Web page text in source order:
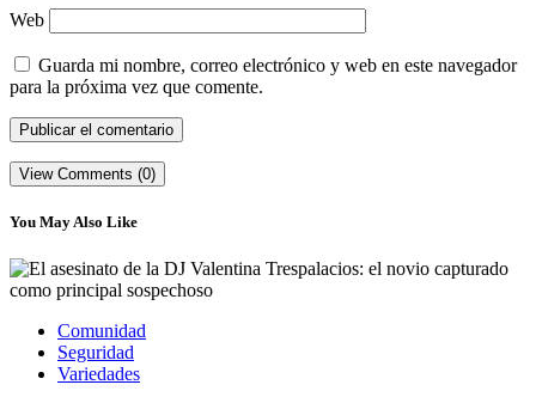
Web
Guarda mi nombre, correo electrónico y web en este navegador
para la próxima vez que comente.
View Comments (0)
You May Also Like
Comunidad
Seguridad
Variedades